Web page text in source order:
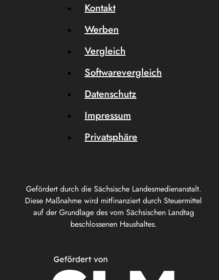
Gefördert durch die Sächsische Landesmedienanstalt.
Diese Maßnahme wird mitfinanziert durch Steuermittel
auf der Grundlage des vom Sächsischen Landtag
beschlossenen Haushaltes.
Kontakt
Werben
Vergleich
Softwarevergleich
Datenschutz
Impressum
Privatsphäre